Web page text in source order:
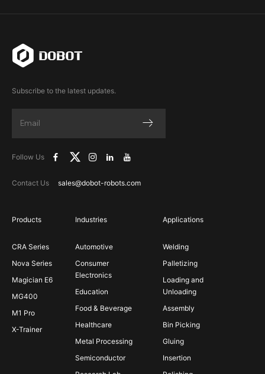
Subscribe to the latest updates.
Follow Us
Contact Us sales@dobot-robots.com
Products
CRA Series
Nova Series
Magician E6
MG400
M1 Pro
X-Trainer
Industries
Automotive
Consumer
Electronics
Education
Food & Beverage
Healthcare
Metal Processing
Semiconductor
Applications
Welding
Palletizing
Loading and
Unloading
Assembly
Bin Picking
Gluing
Insertion